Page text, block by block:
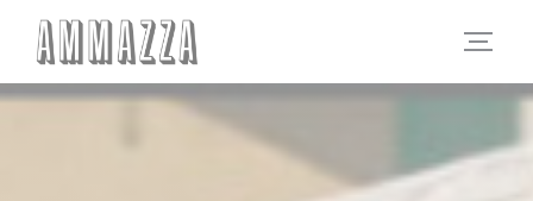
Panel for informasjonskapsler